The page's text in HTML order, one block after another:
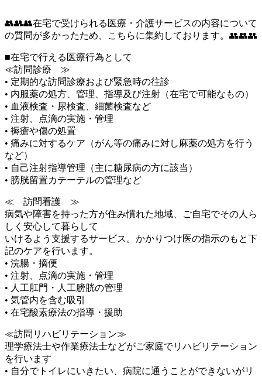
👥👥👥在宅で受けられる医療・介護サービスの内容について
の質問が多かったため、こちらに集約しております。👥👥👥
■在宅で行える医療行為として
≪訪問診療 ≫
• 定期的な訪問診療および緊急時の往診
• 内服薬の処方、管理、指導及び注射（在宅で可能なもの）
• 血液検査・尿検査、細菌検査など
• 注射、点滴の実施・管理
• 褥瘡や傷の処置
• 痛みに対するケア（がん等の痛みに対し麻薬の処方を行う
など）
• 自己注射指導管理（主に糖尿病の方に該当）
• 膀胱留置カテーテルの管理など
≪ 訪問看護 ≫
病気や障害を持った方が住み慣れた地域、ご自宅でその人ら
しく安心して暮らして
いけるよう支援するサービス。かかりつけ医の指示のもと下
記のケアを行います。
• 浣腸・摘便
• 注射、点滴の実施・管理
• 人工肛門・人工膀胱の管理
• 気管内を含む吸引
• 在宅酸素療法の指導・援助
≪訪問リハビリテーション≫
理学療法士や作業療法士などがご家庭でリハビリテーション
を行います
• 自分でトイレにいきたい、病院に通うことができないがリ